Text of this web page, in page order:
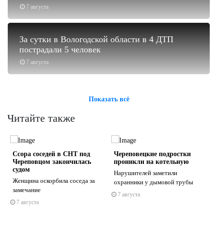
7 августа
7 августа
За сутки в Вологодской области в 4 ДТП
пострадали 5 человек
Показать всё
Читайте также
Ссора соседей в СНТ под
Череповцом закончилась
судом
Женщина оскорбила соседа за
замечание
7 августа
Череповецкие подростки
проникли на котельную
Нарушителей заметили
охранники у дымовой трубы
7 августа